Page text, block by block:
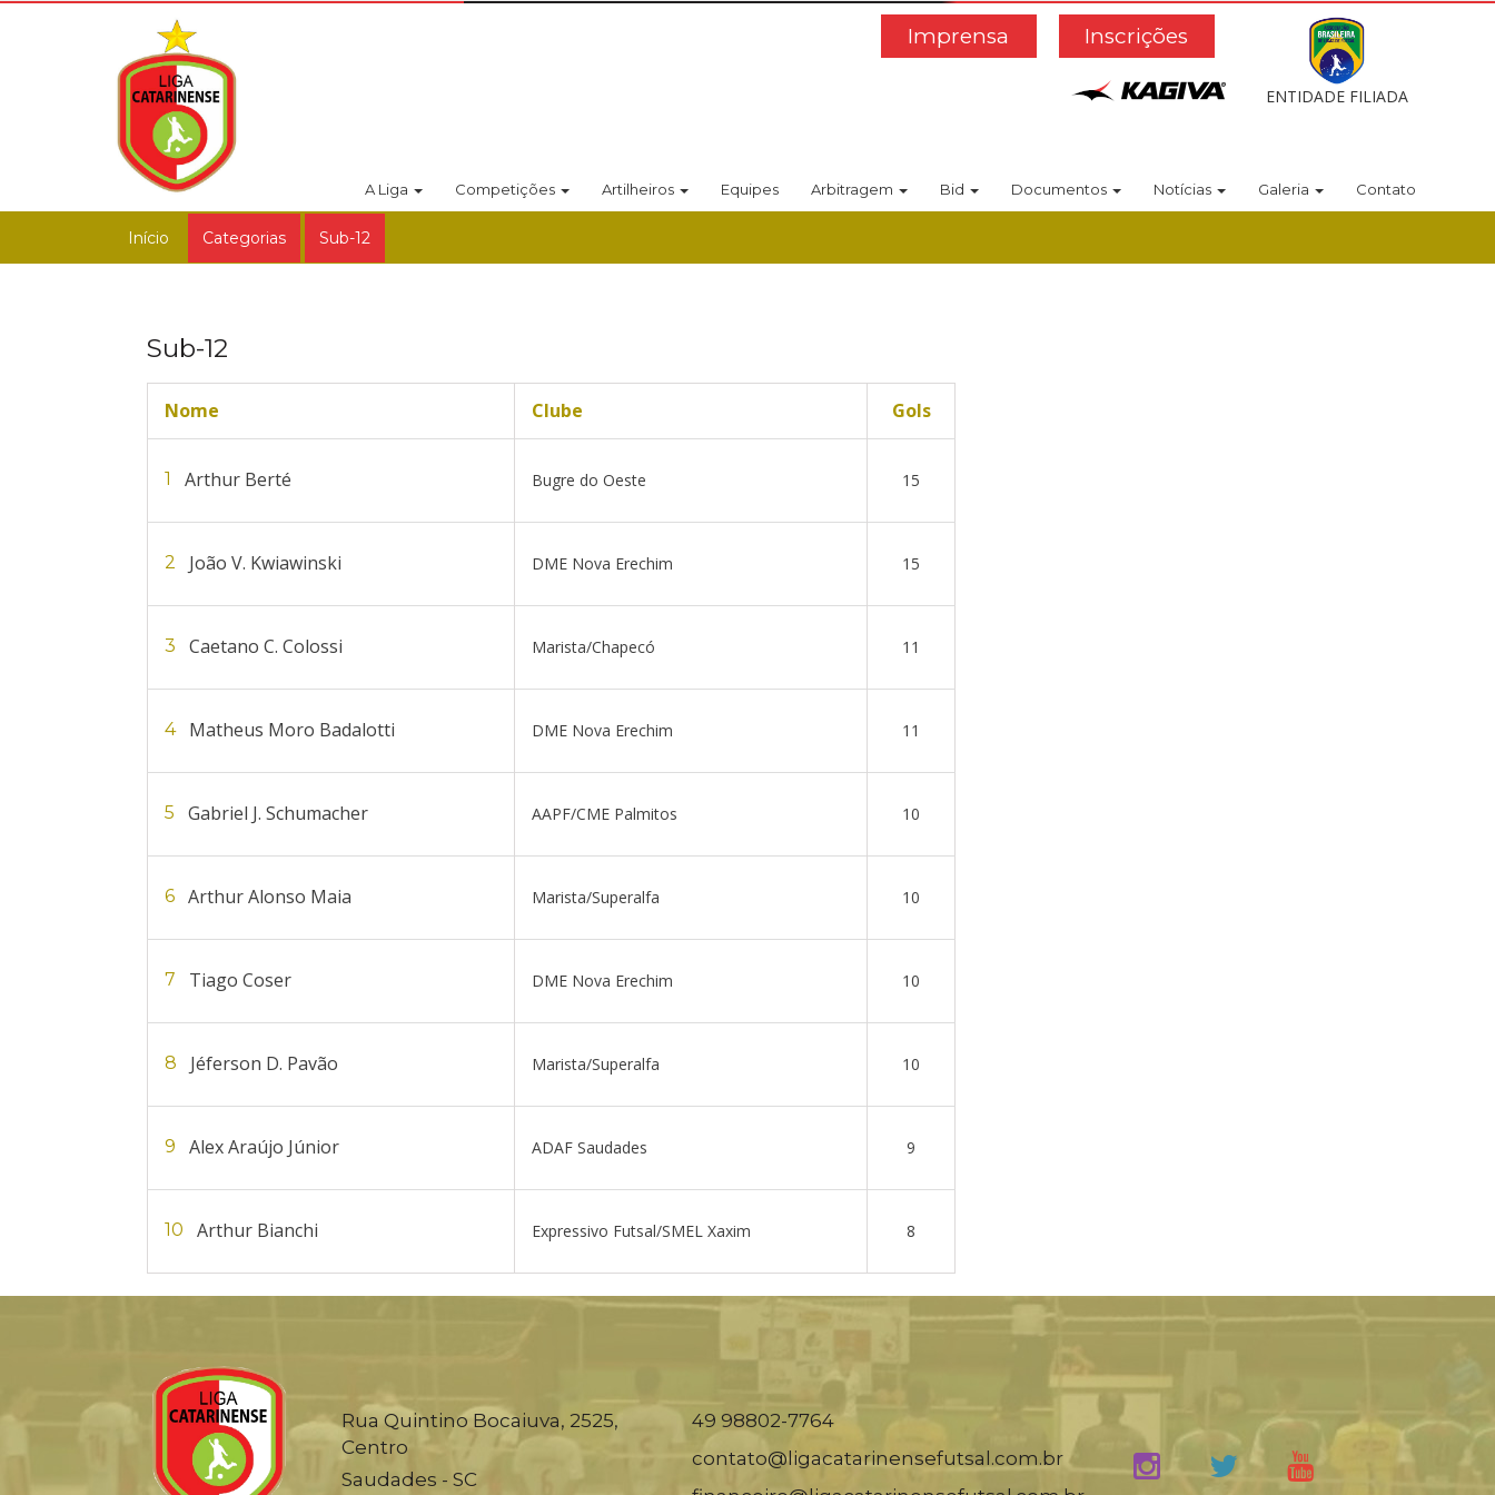
Inscrições
Imprensa
ENTIDADE FILIADA
A Liga Competições Artilheiros Equipes Arbitragem Bid Documentos Notícias Galeria Contato
Início Categorias Sub-12
Sub-12
Nome Clube Gols
1 Arthur Berté Bugre do Oeste 15
2 João V. Kwiawinski DME Nova Erechim 15
3 Caetano C. Colossi Marista/Chapecó 11
4 Matheus Moro Badalotti DME Nova Erechim 11
5 Gabriel J. Schumacher AAPF/CME Palmitos 10
6 Arthur Alonso Maia Marista/Superalfa 10
7 Tiago Coser DME Nova Erechim 10
8 Jéferson D. Pavão Marista/Superalfa 10
9 Alex Araújo Júnior ADAF Saudades 9
10 Arthur Bianchi Expressivo Futsal/SMEL Xaxim 8
Rua Quintino Bocaiuva, 2525,
Centro
Saudades - SC
49 98802-7764
contato@ligacatarinensefutsal.com.br